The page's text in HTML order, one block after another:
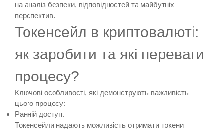
на аналіз безпеки, відповідностей та майбутніх
перспектив.
Токенсейл в криптовалюті:
як заробити та які переваги
процесу?
Ключові особливості, які демонструють важливість
цього процесу:
Ранній доступ.
Токенсейли надають можливість отримати токени